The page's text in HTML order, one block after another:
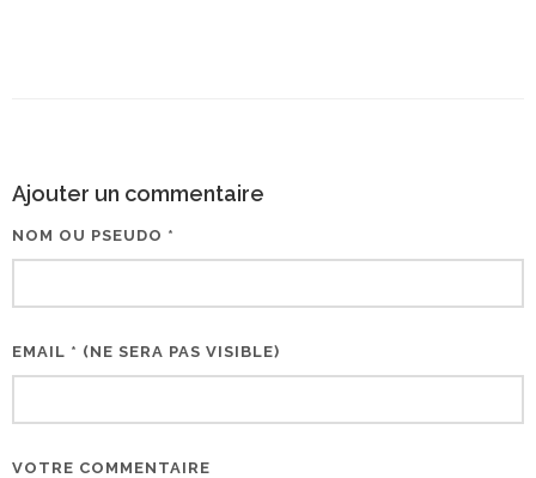
Ajouter un commentaire
NOM OU PSEUDO *
EMAIL * (NE SERA PAS VISIBLE)
VOTRE COMMENTAIRE